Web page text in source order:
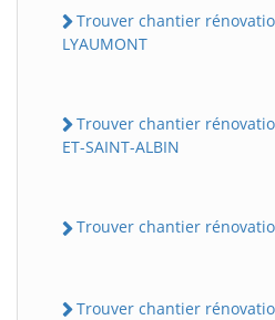
Trouver chantier
LYAUMONT
Trouver chantier
ET-SAINT-ALBIN
Trouver chantier
Trouver chantier